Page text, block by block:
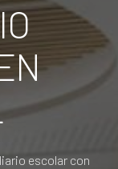
escolar con